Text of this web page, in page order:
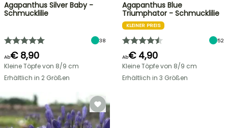
Agapanthus Silver Baby -
Schmucklilie
38
Ab€ 8,90
Kleine Töpfe von 8/9 cm
Erhältlich in 2 Größen
Agapanthus Blue
Triumphator - Schmucklilie
KLEINER PREIS
52
Ab€ 4,90
Kleine Töpfe von 8/9 cm
Erhältlich in 3 Größen